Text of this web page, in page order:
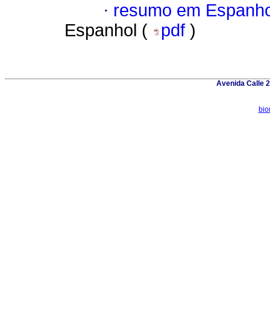
· resumo em
Espanhol (
pdf )
Avenida Calle